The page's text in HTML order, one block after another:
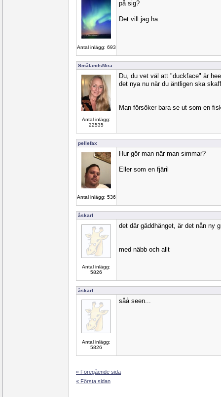
Antal inlägg: 693
på sig?
Det vill jag ha.
SmålandsMira
Antal inlägg:
22535
Du, du vet väl att "duckface" är
det nya nu när du äntligen ska
Man försöker bara se ut som en
pellefax
Antal inlägg: 536
Hur gör man när man simmar?
Eller som en fjäril
åskarl
Antal inlägg:
5826
det där gäddhänget, är det nån ny
med näbb och allt
åskarl
Antal inlägg:
5826
såå seen...
« Föregående sida
« Första sidan